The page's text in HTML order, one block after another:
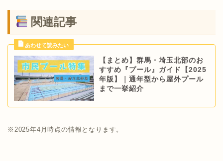
関連記事
【まとめ】群馬・埼玉北部のお
すすめ『プール』ガイド【2025
年版】｜通年型から屋外プール
まで一挙紹介
※2025年4月時点の情報となります。